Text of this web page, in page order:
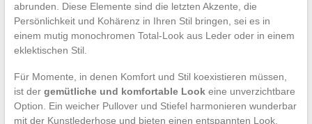
abrunden. Diese Elemente sind die letzten Akzente, die
Persönlichkeit und Kohärenz in Ihren Stil bringen, sei es in
einem mutig monochromen Total-Look aus Leder oder in einem
eklektischen Stil.
Für Momente, in denen Komfort und Stil koexistieren müssen,
ist der gemütliche und komfortable Lookeine unverzichtbare
Option. Ein weicher Pullover und Stiefel harmonieren wunderbar
mit der Kunstlederhose und bieten einen entspannten Look,